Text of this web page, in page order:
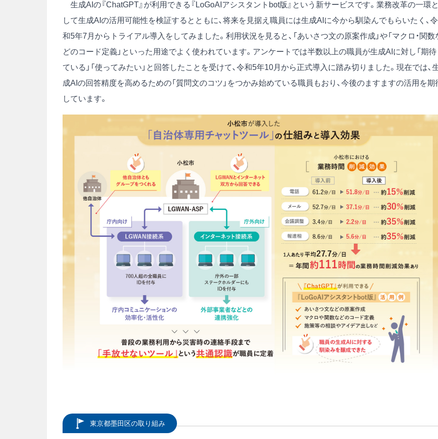
生成AIの『ChatGPT』が利用できる『LoGoAIアシスタントbot版』という新サービスです。業務改革の一環
して生成AIの活用可能性を検証するとともに、将来を見据え職員には生成AIに今から馴染んでもらいたく、令
和5年7月からトライアル導入をしてみました。利用状況を見ると、「あいさつ文の原案作成」や「マクロ・関数
どのコード定義」といった用途でよく使われています。アンケートでは半数以上の職員が生成AIに対し「期
ている」「使ってみたい」と回答したことを受けて、令和5年10月から正式導入に踏み切りました。現在では、
成AIの回答精度を高めるための「質問文のコツ」をつかみ始めている職員もおり、今後のますますの活用を期
しています。
東京都墨田区の取り組み